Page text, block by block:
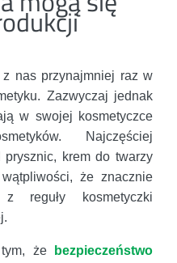
nas przynajmniej raz w
Zazwyczaj jednak
w swojej kosmetyczce
Najczęściej
krem do twarzy
że znacznie
reguły kosmetyczki
że
bezpieczeństwo